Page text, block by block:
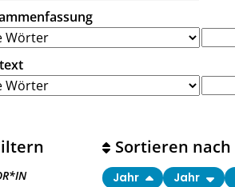
Sortieren nach
Jahr Jahr